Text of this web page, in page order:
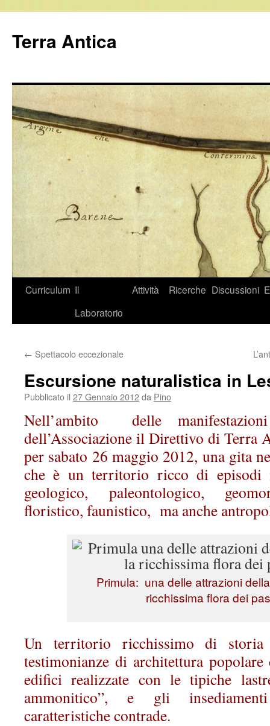
contenuto
Terra Antica
Curriculum Il
Laboratorio
Attività Ricerche Discussioni
← Spettacolo eccezionale
Escursione naturalistica in
Pubblicato il 27 Gennaio 2012da Pino
Nell’ambito delle
dell’Associazione il Direttivo di Terra
per sabato 26 maggio 2012, una gita
che è un territorio ricco di episodi
geologico, paleontologico,
floristico, faunistico, ma anche
Primula: una delle attrazioni
ricchissima flora dei
Un territorio ricchissimo di
testimonianze di architettura
edifici realizzate con le tipiche
ammonitico”, e gli
caratteristiche contrade.